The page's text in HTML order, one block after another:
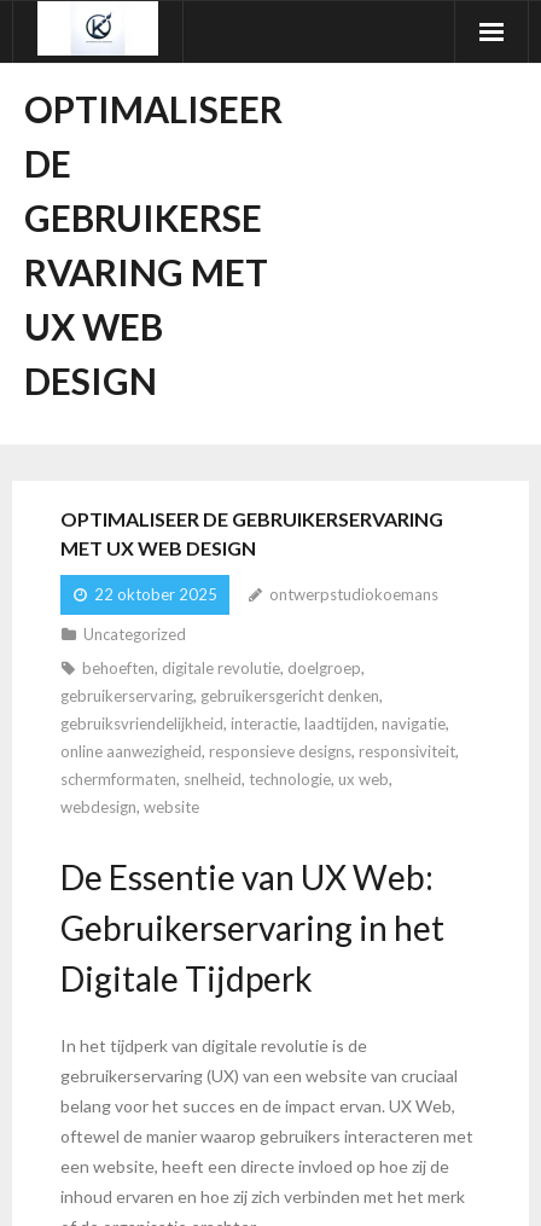
inhoudOPTIMALISEER
DE
GEBRUIKERSE
RVARING MET
UX WEB
DESIGN
OPTIMALISEER DE GEBRUIKERSERVARING
MET UX WEB DESIGN
22 oktober 2025 ontwerpstudiokoemans
Uncategorized
behoeften, digitale revolutie, doelgroep,
gebruikerservaring, gebruikersgericht denken,
gebruiksvriendelijkheid, interactie, laadtijden, navigatie,
online aanwezigheid, responsieve designs, responsiviteit,
schermformaten, snelheid, technologie, ux web,
webdesign, website
De Essentie van UX Web:
Gebruikerservaring in het
Digitale Tijdperk
In het tijdperk van digitale revolutie is de
gebruikerservaring (UX) van een website van cruciaal
belang voor het succes en de impact ervan. UX Web,
oftewel de manier waarop gebruikers interacteren met
een website, heeft een directe invloed op hoe zij de
inhoud ervaren en hoe zij zich verbinden met het merk